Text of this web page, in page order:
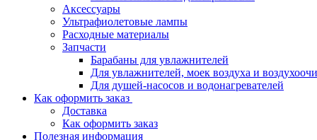
Аксессуары
Ультрафиолетовые лампы
Расходные материалы
Запчасти
Барабаны для увлажнителей
Для увлажнителей, моек воздуха и
Для душей-насосов и водонагревателей
Как оформить заказ
Доставка
Как оформить заказ
Полезная информация